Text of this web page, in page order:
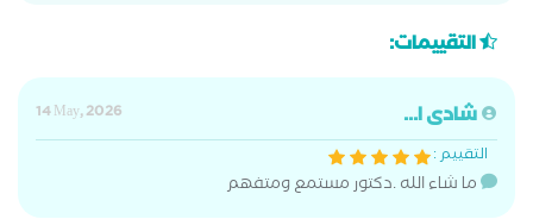
التقييمات:
شادى ا...
14 May, 2026
التقييم :
ما شاء الله .دكتور مستمع ومتفهم